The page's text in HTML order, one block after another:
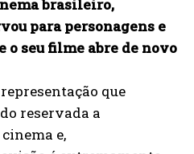
brasileiro,
para personagens e
o seu filme abre de novo
que
reservada a
e,